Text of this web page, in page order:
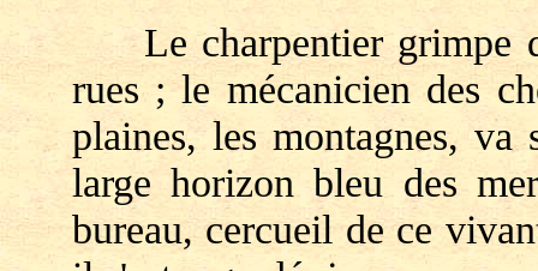
Le charpentier grimpe
rues ; le mécanicien des
plaines, les montagnes,
large horizon bleu des
bureau, cercueil de ce